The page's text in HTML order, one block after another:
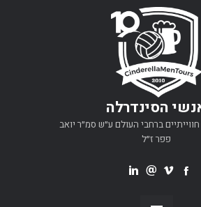
הסינדרלה
ברחבי העולם ע״ש סמ״ר יואב
פפר ז״ל